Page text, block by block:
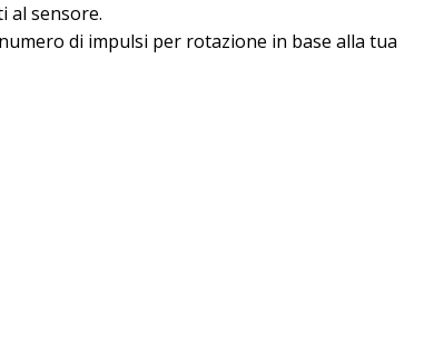
al sensore.
di impulsi per rotazione in base alla tua